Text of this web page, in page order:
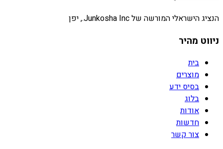
הנציג הישראלי המורשה של Junkosha Inc., יפן
ניווט מהיר
בית
מוצרים
בסיס ידע
בלוג
אודות
חדשות
צור קשר